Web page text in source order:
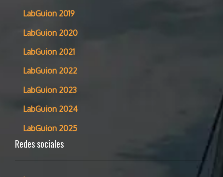
LabGuion 2019
LabGuion 2020
LabGuion 2021
LabGuion 2022
LabGuion 2023
LabGuion 2024
LabGuion 2025
Redes sociales